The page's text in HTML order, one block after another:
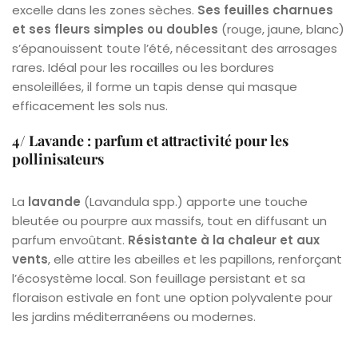
excelle dans les zones sèches. Ses feuilles charnues
et ses fleurs simples ou doubles (rouge, jaune, blanc)
s’épanouissent toute l’été, nécessitant des arrosages
rares. Idéal pour les rocailles ou les bordures
ensoleillées, il forme un tapis dense qui masque
efficacement les sols nus.
4/ Lavande : parfum et attractivité pour les
pollinisateurs
La lavande (Lavandula spp.) apporte une touche
bleutée ou pourpre aux massifs, tout en diffusant un
parfum envoûtant. Résistante à la chaleur et aux
vents, elle attire les abeilles et les papillons, renforçant
l’écosystème local. Son feuillage persistant et sa
floraison estivale en font une option polyvalente pour
les jardins méditerranéens ou modernes.